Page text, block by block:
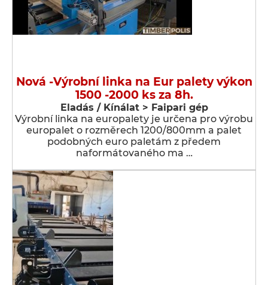
Nová -Výrobní linka na Eur palety výkon
1500 -2000 ks za 8h.
Eladás / Kínálat > Faipari gép
Výrobní linka na europalety je určena pro výrobu
europalet o rozměrech 1200/800mm a palet
podobných euro paletám z předem
naformátovaného ma …